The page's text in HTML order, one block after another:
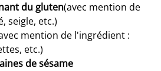
du gluten(avec mention de
seigle, etc.)
mention de l'ingrédient :
etc.)
de sésame